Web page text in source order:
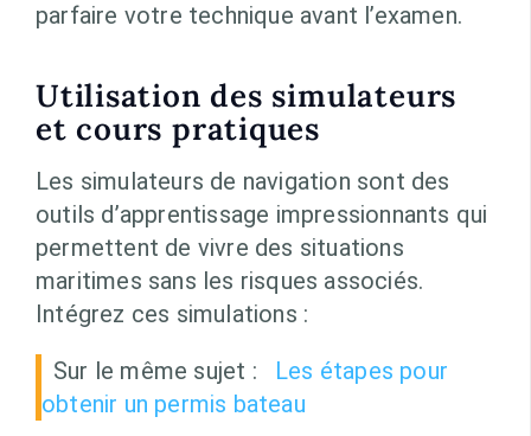
parfaire votre technique avant l’examen.
Utilisation des simulateurs
et cours pratiques
Les simulateurs de navigation sont des
outils d’apprentissage impressionnants qui
permettent de vivre des situations
maritimes sans les risques associés.
Intégrez ces simulations :
Sur le même sujet :
Les étapes pour
obtenir un permis bateau